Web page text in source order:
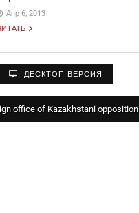
Апр 6, 2013
ДЕСКТОП ВЕРСИЯ
office of Kazakhstani opposition